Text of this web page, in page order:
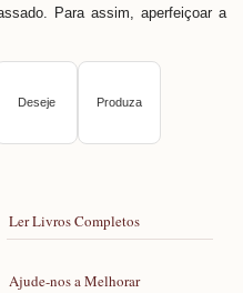
Para assim, aperfeiçoar a
Deseje Produza
Ler Livros Completos
Ajude-nos a Melhorar